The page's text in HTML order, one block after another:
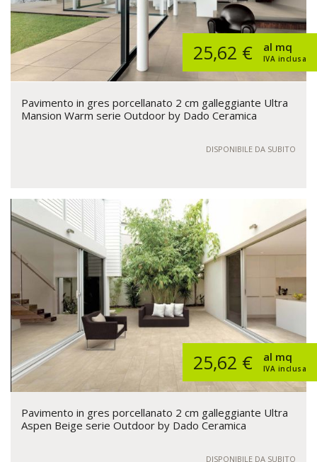
25,62 € IVA inclusa
al mq
Pavimento in gres porcellanato 2 cm galleggiante Ultra
Mansion Warm serie Outdoor by Dado Ceramica
DISPONIBILE DA SUBITO
25,62 € IVA inclusa
al mq
Pavimento in gres porcellanato 2 cm galleggiante Ultra
Aspen Beige serie Outdoor by Dado Ceramica
DISPONIBILE DA SUBITO